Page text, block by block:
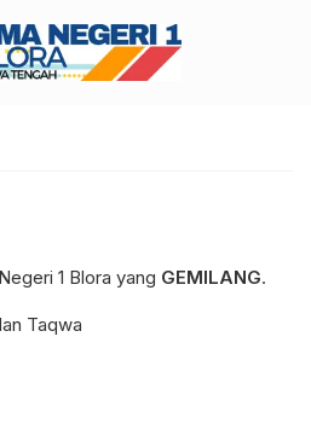
1 Blora yang GEMILANG.
Taqwa